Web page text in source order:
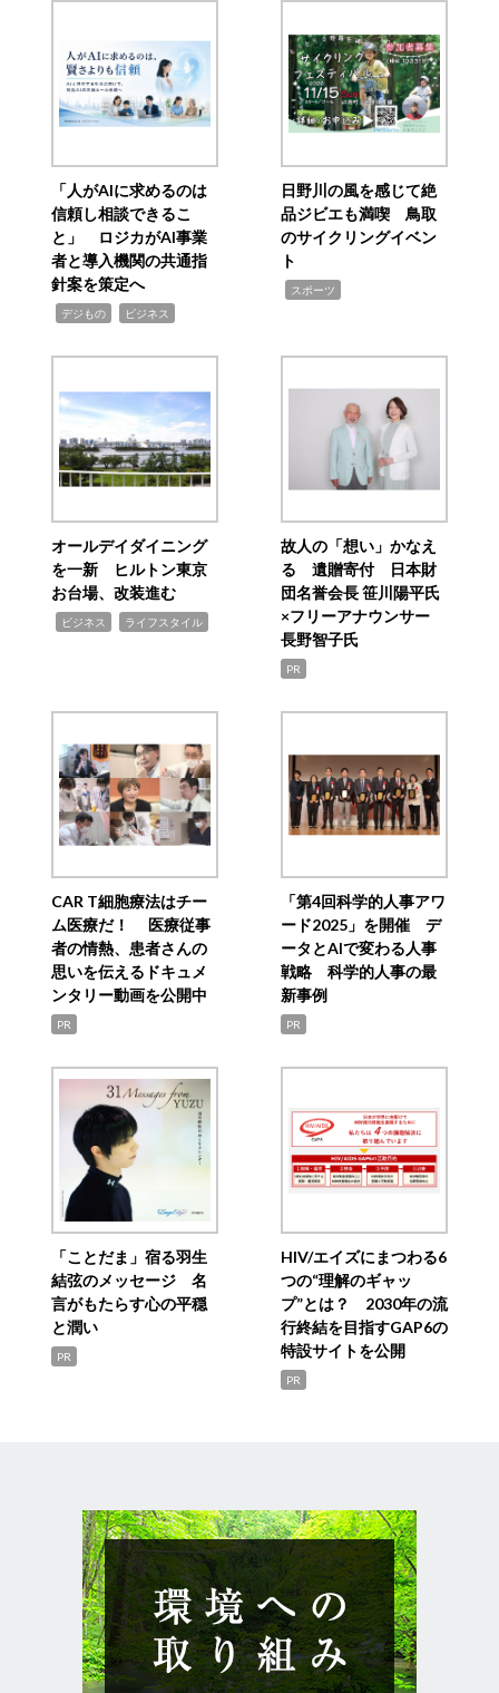
「人がAIに求めるのは
信頼し相談できるこ
と」 ロジカがAI事業
者と導入機関の共通指
針案を策定へ
デジもの ビジネス
日野川の風を感じて絶
品ジビエも満喫 鳥取
のサイクリングイベン
ト
スポーツ
オールデイダイニング
を一新 ヒルトン東京
お台場、改装進む
ビジネス ライフスタイル
故人の「想い」かなえ
る 遺贈寄付 日本財
団名誉会長 笹川陽平氏
×フリーアナウンサー
長野智子氏
PR
CAR T細胞療法はチー
ム医療だ！ 医療従事
者の情熱、患者さんの
思いを伝えるドキュメ
ンタリー動画を公開中
PR
「第4回科学的人事アワ
ード2025」を開催 デ
ータとAIで変わる人事
戦略 科学的人事の最
新事例
PR
「ことだま」宿る羽生
結弦のメッセージ 名
言がもたらす心の平穏
と潤い
PR
HIV/エイズにまつわる6
つの“理解のギャッ
プ”とは？ 2030年の流
行終結を目指すGAP6の
特設サイトを公開
PR